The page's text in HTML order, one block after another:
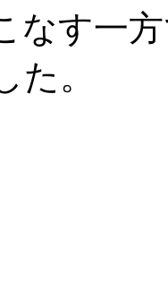
なす一
た。